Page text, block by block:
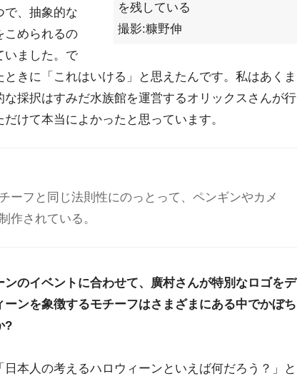
を残している
撮影:糠野伸
で、抽象的な
こめられるの
いました。で
きに「これはいける」と思えたんです。私はあくま
採択はすみだ水族館を運営するオリックスさんが行
けて本当によかったと思っています。
ーフと同じ法則性にのっとって、ペンギンやカメ
作されている。
のイベントに合わせて、廣村さんが特別なロゴをデ
ンを象徴するモチーフはさまざまにある中でかぼち
?
本人の考えるハロウィーンといえば何だろう？」と